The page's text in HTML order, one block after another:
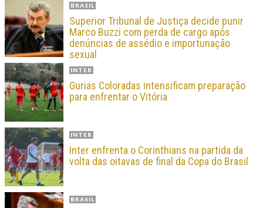
BRASIL
Superior Tribunal de Justiça decide punir
Marco Buzzi com perda de cargo após
denúncias de assédio e importunação
sexual
INTER
Gurias Coloradas intensificam preparação
para enfrentar o Vitória
INTER
Inter enfrenta o Corinthians na partida da
volta das oitavas de final da Copa do Brasil
BRASIL